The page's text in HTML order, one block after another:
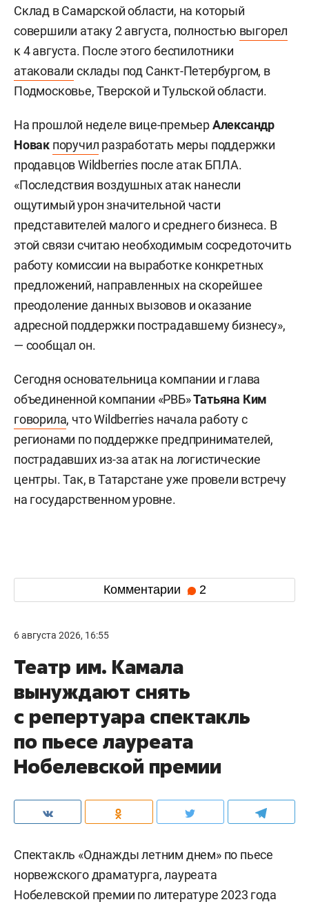
Склад в Самарской области, на который
совершили атаку 2 августа, полностью выгорел
к 4 августа. После этого беспилотники
атаковали склады под Санкт-Петербургом, в
Подмосковье, Тверской и Тульской области.
На прошлой неделе вице-премьерАлександр
Новак поручил разработать меры поддержки
продавцов Wildberries после атак БПЛА.
«Последствия воздушных атак нанесли
ощутимый урон значительной части
представителей малого и среднего бизнеса. В
этой связи считаю необходимым сосредоточить
работу комиссии на выработке конкретных
предложений, направленных на скорейшее
преодоление данных вызовов и оказание
адресной поддержки пострадавшему бизнесу»,
— сообщал он.
Сегодня основательница компании и глава
объединенной компании «РВБ»Татьяна Ким
говорила, что Wildberries начала работу с
регионами по поддержке предпринимателей,
пострадавших из-за атак на логистические
центры. Так, в Татарстане уже провели встречу
на государственном уровне.
Комментарии 2
6 августа 2026, 16:55
Театр им. Камала
вынуждают снять
с репертуара спектакль
по пьесе лауреата
Нобелевской премии
Спектакль «Однажды летним днем» по пьесе
норвежского драматурга, лауреата
Нобелевской премии по литературе 2023 года